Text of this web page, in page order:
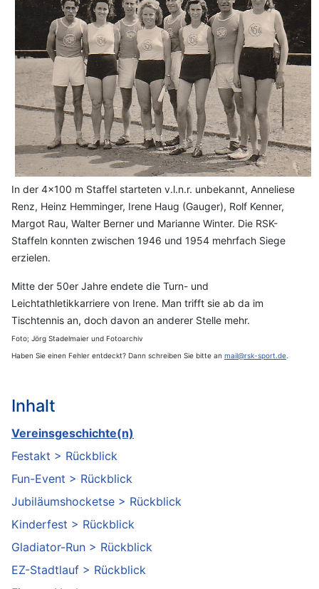
In der 4x100 m Staffel starteten v.l.n.r. unbekannt, Anneliese
Renz, Heinz Hemminger, Irene Haug (Gauger), Rolf Kenner,
Margot Rau, Walter Berner und Marianne Winter. Die RSK-
Staffeln konnten zwischen 1946 und 1954 mehrfach Siege
erzielen.
Mitte der 50er Jahre endete die Turn- und
Leichtathletikkarriere von Irene. Man trifft sie ab da im
Tischtennis an, doch davon an anderer Stelle mehr.
Foto; Jörg Stadelmaier und Fotoarchiv
Haben Sie einen Fehler entdeckt? Dann schreiben Sie bitte an mail@rsk-sport.de.
Inhalt
Vereinsgeschichte(n)
Festakt > Rückblick
Fun-Event > Rückblick
Jubiläumshocketse > Rückblick
Kinderfest > Rückblick
Gladiator-Run > Rückblick
EZ-Stadtlauf > Rückblick